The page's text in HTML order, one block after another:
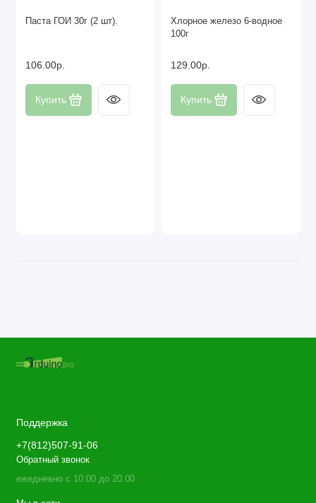
Паста ГОИ 30г (2 шт).
106.00р.
Купить
Хлорное железо 6-водное
100г
129.00р.
Купить
Поддержка
+7(812)507-91-06
Обратный звонок
ежедневно с 10.00 до 20.00